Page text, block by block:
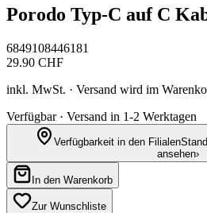
Porodo Typ-C auf C
6849108446181
29.90 CHF
inkl. MwSt. · Versand wird im
Verfügbar · Versand in 1-2 Werktagen
Verfügbarkeit in den Filialen
ansehen›
In den Warenkorb
Zur Wunschliste